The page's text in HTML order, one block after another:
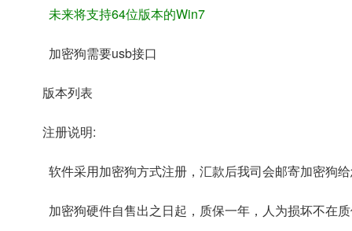
未来将支持64位版本的Win7
加密狗需要usb接口
版本列表
注册说明:
软件采用加密狗方式注册，汇款后我司会邮寄加密狗
加密狗硬件自售出之日起，质保一年，人为损坏不在